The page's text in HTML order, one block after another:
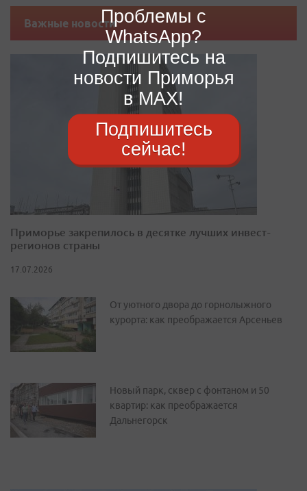
Важные новости
Приморье закрепилось в десятке лучших инвест-
регионов страны
17.07.2026
От уютного двора до горнолыжного
курорта: как преображается Арсеньев
Новый парк, сквер с фонтаном и 50
квартир: как преображается
Дальнегорск
Проблемы с
WhatsApp?
Подпишитесь на
новости Приморья
в MAX!
Подпишитесь
сейчас!